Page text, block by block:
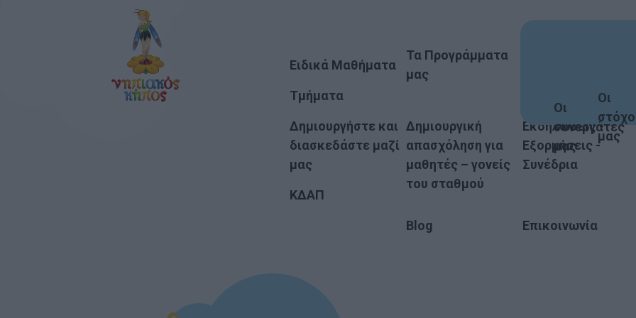
Οι
μας
Οι
συνεργάτες
μας
Τα Προγράμματα
μας
Ειδικά Μαθήματα
Τμήματα
Εκδηλώσεις -
Εξορμήσεις -
Συνέδρια
Δημιουργική
απασχόληση για
μαθητές – γονείς
του σταθμού
Δημιουργήστε και
διασκεδάστε μαζί
μας
ΚΔΑΠ
Επικοινωνία
Blog